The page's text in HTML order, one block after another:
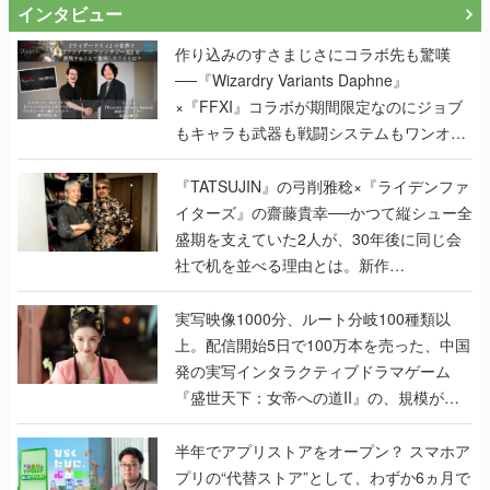
インタビュー
作り込みのすさまじさにコラボ先も驚嘆
──『Wizardry Variants Daphne』
×『FFXI』コラボが期間限定なのにジョブ
もキャラも武器も戦闘システムもワンオフ
で作り込まれた理由を両ディレクターに聞
く
『TATSUJIN』の弓削雅稔×『ライデンファ
イターズ』の齋藤貴幸──かつて縦シュー全
盛期を支えていた2人が、30年後に同じ会
社で机を並べる理由とは。新作
『TATSUJIN EXTREME』で初タッグを組
んだレジェンド2人に訊く開発秘話
実写映像1000分、ルート分岐100種類以
上。配信開始5日で100万本を売った、中国
発の実写インタラクティブドラマゲーム
『盛世天下：女帝への道II』の、規模が違
うこだわりをプロデューサーに聞いた
半年でアプリストアをオープン？ スマホア
プリの“代替ストア”として、わずか6ヵ月で